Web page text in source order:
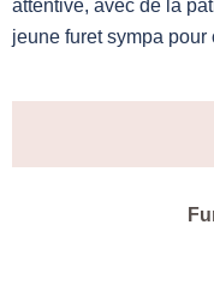
attentive, avec de la
jeune furet sympa